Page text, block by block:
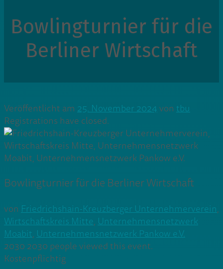
Bowlingturnier für die
Berliner Wirtschaft
Veröffentlicht am 25. November 2024 von tbu
Registrations have closed.
Bowlingturnier für die Berliner Wirtschaft
von Friedrichshain-Kreuzberger Unternehmerverein,
Wirtschaftskreis Mitte, Unternehmensnetzwerk
Moabit, Unternehmensnetzwerk Pankow e.V.
2030 2030 people viewed this event.
Kostenpflichtig